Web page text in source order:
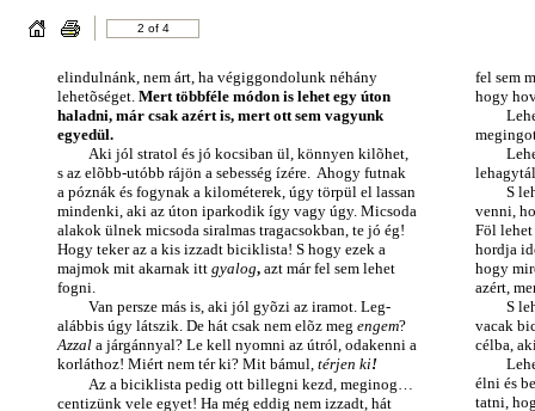
2 of 4
elindulnánk, nem árt, ha végiggondolunk néhány
lehetõséget. Mert többféle módon is lehet egy úton
haladni, már csak azért is, mert ott sem vagyunk
egyedül.
Aki jól stratol és jó kocsiban ül, könnyen kilõhet,
s az elõbb-utóbb rájön a sebesség ízére. Ahogy futnak
a póznák és fogynak a kilométerek, úgy törpül el lassan
mindenki, aki az úton iparkodik így vagy úgy. Micsoda
alakok ülnek micsoda siralmas tragacsokban, te jó ég!
Hogy teker az a kis izzadt biciklista! S hogy ezek a
majmok mit akarnak itt gyalog, azt már fel sem lehet
fogni.
Van persze más is, aki jól gyõzi az iramot. Leg-
alábbis úgy látszik. De hát csak nem elõz meg engem?
Azzal a járgánnyal? Le kell nyomni az útról, odakenni a
korláthoz! Miért nem tér ki? Mit bámul, térjen ki!
Az a biciklista pedig ott billegni kezd, meginog…
centizünk vele egyet! Ha még eddig nem izzadt, hát
fel sem
hogy
S
venni,
Föl
hordja
hogy
azért,
S
vacak
célba,
élni és
tatni,